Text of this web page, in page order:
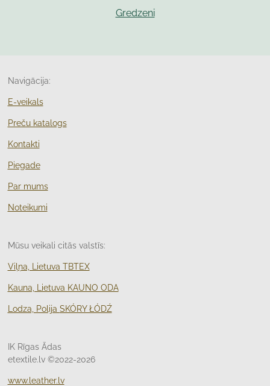
Gredzeni
Navigācija:
E-veikals
Preču katalogs
Kontakti
Piegade
Par mums
Noteikumi
Mūsu veikali citās valstīs:
Viļņa, Lietuva TBTEX
Kauna, Lietuva KAUNO ODA
Lodza, Polija SKÓRY ŁÓDŹ
IK Rīgas Ādas
etextile.lv ©2022-2026
www.leather.lv